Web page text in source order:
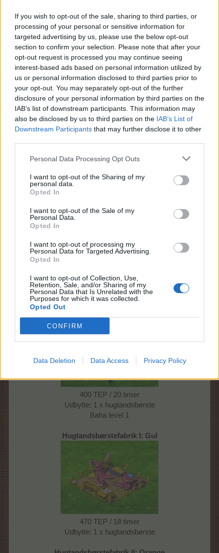
If you wish to opt-out of the sale, sharing to third parties, or
processing of your personal or sensitive information for
targeted advertising by us, please use the below opt-out
section to confirm your selection. Please note that after your
opt-out request is processed you may continue seeing
interest-based ads based on personal information utilized by
us or personal information disclosed to third parties prior to
your opt-out. You may separately opt-out of the further
disclosure of your personal information by third parties on the
IAB’s list of downstream participants. This information may
also be disclosed by us to third parties on the IAB’s List of
Downstream Participants that may further disclose it to other
Personal Data Processing Opt Outs
I want to opt-out of the Sharing of my
personal data.
Opted In
I want to opt-out of the Sale of my
Personal Data.
Opted In
I want to opt-out of processing my
Personal Data for Targeted Advertising.
Opted In
I want to opt-out of Collection, Use,
Retention, Sale, and/or Sharing of my
Personal Data that Is Unrelated with the
Purposes for which it was collected.
Opted Out
CONFIRM
Data Deletion Data Access Privacy Policy
ændringer.
8 August 2025
MOD-Ara
Team Farmerama DA & NO
Krokodille produktionsstalde /
Hugtandsbørstefabrik
farvede opgraderinger i Værkstedet i byen.
menuen.
Man kan "bladre" i menuen som man ønsker og udvælge
produktionsstald man ønsker at bygge.
400 TEP / 20 timer
Udbytte: 1 x hugtandsbørste
Baha level 1
Hugtandsbørstefabrik I: Gul
470 TEP / 18 timer
Udbytte: 1 x hugtandsbørste